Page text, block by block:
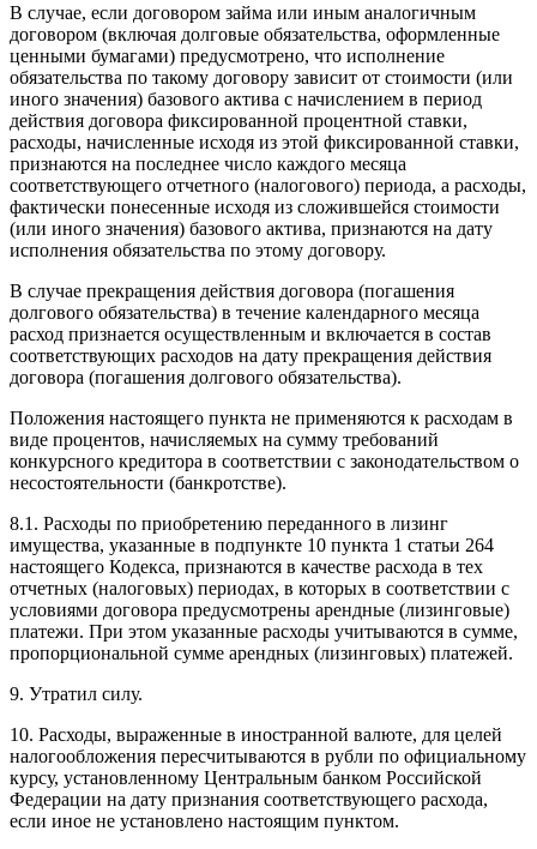
В случае, если договором займа или иным аналогичным
договором (включая долговые обязательства, оформленные
ценными бумагами) предусмотрено, что исполнение
обязательства по такому договору зависит от стоимости (или
иного значения) базового актива с начислением в период
действия договора фиксированной процентной ставки,
расходы, начисленные исходя из этой фиксированной ставки,
признаются на последнее число каждого месяца
соответствующего отчетного (налогового) периода, а расходы,
фактически понесенные исходя из сложившейся стоимости
(или иного значения) базового актива, признаются на дату
исполнения обязательства по этому договору.
В случае прекращения действия договора (погашения
долгового обязательства) в течение календарного месяца
расход признается осуществленным и включается в состав
соответствующих расходов на дату прекращения действия
договора (погашения долгового обязательства).
Положения настоящего пункта не применяются к расходам в
виде процентов, начисляемых на сумму требований
конкурсного кредитора в соответствии с законодательством о
несостоятельности (банкротстве).
8.1. Расходы по приобретению переданного в лизинг
имущества, указанные в подпункте 10 пункта 1 статьи 264
настоящего Кодекса, признаются в качестве расхода в тех
отчетных (налоговых) периодах, в которых в соответствии с
условиями договора предусмотрены арендные (лизинговые)
платежи. При этом указанные расходы учитываются в сумме,
пропорциональной сумме арендных (лизинговых) платежей.
9. Утратил силу.
10. Расходы, выраженные в иностранной валюте, для целей
налогообложения пересчитываются в рубли по официальному
курсу, установленному Центральным банком Российской
Федерации на дату признания соответствующего расхода,
если иное не установлено настоящим пунктом.